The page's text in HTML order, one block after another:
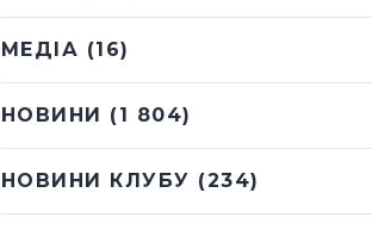
МЕДІА (16)
НОВИНИ (1 804)
НОВИНИ КЛУБУ (234)